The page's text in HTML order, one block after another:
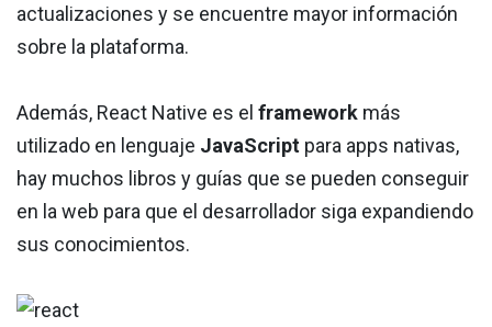
actualizaciones y se encuentre mayor información
sobre la plataforma.
Además, React Native es el framework más
utilizado en lenguaje JavaScript para apps nativas,
hay muchos libros y guías que se pueden conseguir
en la web para que el desarrollador siga expandiendo
sus conocimientos.